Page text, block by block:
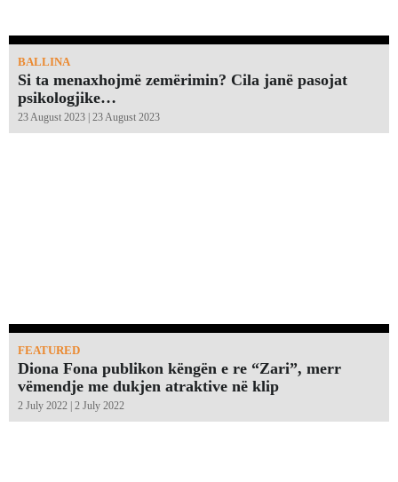
BALLINA
Si ta menaxhojmë zemërimin? Cila janë pasojat
psikologjike…
23 August 2023 | 23 August 2023
FEATURED
Diona Fona publikon këngën e re “Zari”, merr
vëmendje me dukjen atraktive në klip
2 July 2022 | 2 July 2022